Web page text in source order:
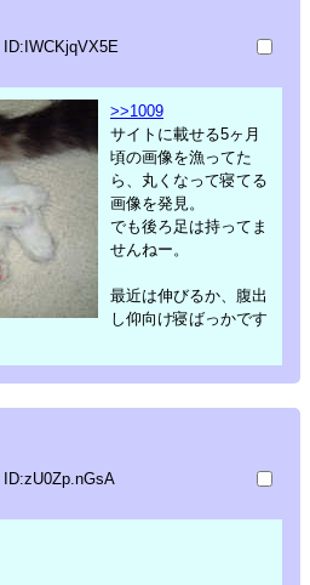
ID:IWCKjqVX5E
>>1009
サイトに載せる5ヶ月
頃の画像を漁ってた
ら、丸くなって寝てる
画像を発見。
でも後ろ足は持ってま
せんねー。
最近は伸びるか、腹出
し仰向け寝ばっかです
ID:zU0Zp.nGsA